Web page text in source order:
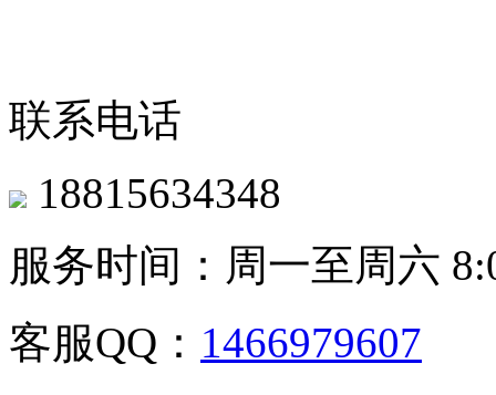
联系电话
18815634348
服务时间：周一至周六
客服QQ： 1466979607